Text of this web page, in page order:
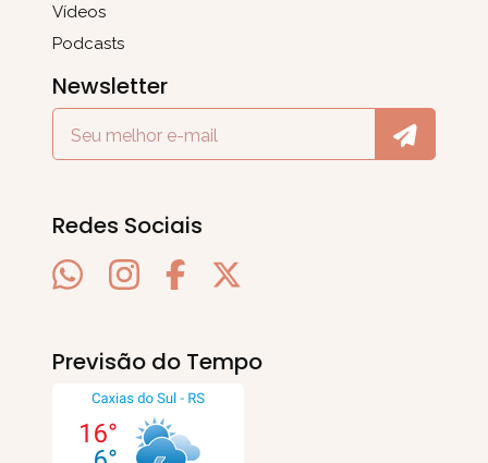
Vídeos
Podcasts
Newsletter
Redes Sociais
Previsão do Tempo